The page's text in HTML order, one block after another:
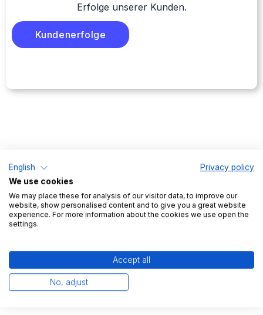
Erfolge unserer Kunden.
Kundenerfolge
zwischen Lagern und deren Lieferanten. Von
Zeitfenstermanagement, über Dock & Yard
Lösungen bis zum Ladungsträgermanagement
in einer Software.
Rechtliches
English
Privacy policy
We use cookies
We may place these for analysis of our visitor data, to improve our
website, show personalised content and to give you a great website
experience. For more information about the cookies we use open the
settings.
Accept all
No, adjust